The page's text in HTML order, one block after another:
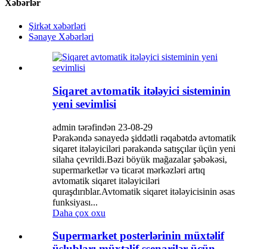
Xəbərlər
Şirkət xəbərləri
Sənaye Xəbərləri
Siqaret avtomatik itələyici sisteminin
yeni sevimlisi
admin tərəfindən 23-08-29
Pərakəndə sənayedə şiddətli rəqabətdə avtomatik
siqaret itələyiciləri pərakəndə satışçılar üçün yeni
silaha çevrildi.Bəzi böyük mağazalar şəbəkəsi,
supermarketlər və ticarət mərkəzləri artıq
avtomatik siqaret itələyiciləri
quraşdırıblar.Avtomatik siqaret itələyicisinin əsas
funksiyası...
Daha çox oxu
Supermarket posterlərinin müxtəlif